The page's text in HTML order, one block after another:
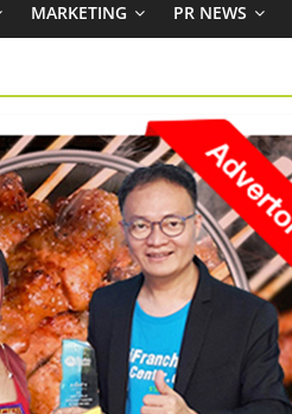
MARKETING PR NEWS